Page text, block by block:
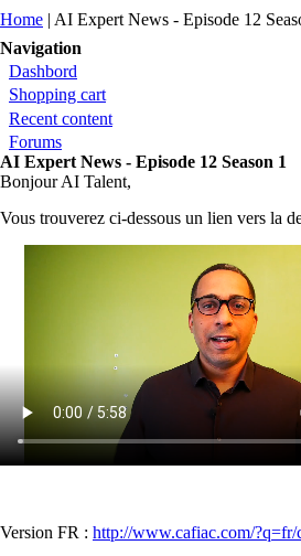
You are here
Home | AI Expert News - Episode 12
Navigation
Dashbord
Shopping cart
Recent content
Forums
AI Expert News - Episode 12 Season 1
Bonjour AI Talent,
Vous trouverez ci-dessous un lien vers la
Version FR : http://www.cafiac.com/?q=fr/